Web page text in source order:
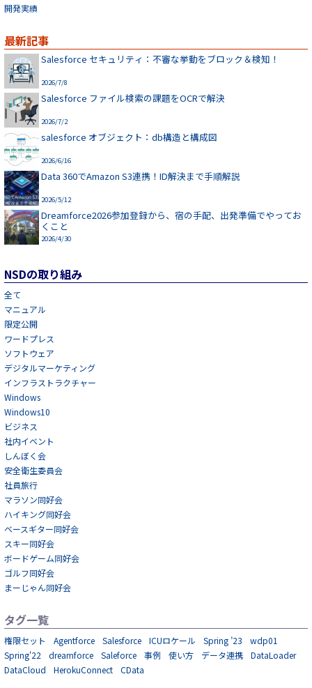
開発実績
最新記事
Salesforce セキュリティ：不審な挙動をブロック＆検知！
2026/7/8
Salesforce ファイル検索の課題をOCRで解決
2026/7/2
salesforce オブジェクト：db構造と構成図
2026/6/16
Data 360でAmazon S3連携！ID解決まで手順解説
2026/5/12
Dreamforce2026参加登録から、宿の手配、出発準備でやってお
くこと
2026/4/30
NSDの取り組み
全て
マニュアル
限定公開
ワードプレス
ソフトウェア
デジタルマーケティング
インフラストラクチャー
Windows
Windows10
ビジネス
社内イベント
しんぼく会
安全衛生委員会
社員旅行
マラソン同好会
ハイキング同好会
ベースギター同好会
スキー同好会
ボードゲーム同好会
ゴルフ同好会
まーじゃん同好会
タグ一覧
権限セット Agentforce Salesforce ICUロケール Spring ’23
wdp01
Spring'22
dreamforce Saleforce 事例 使い方 データ連携
DataLoader
DataCloud
HerokuConnect CData